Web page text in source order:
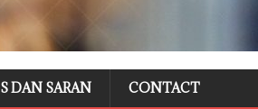
DAN SARAN CONTACT